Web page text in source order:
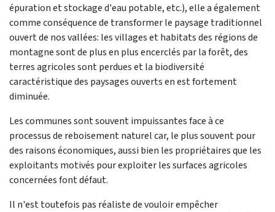
épuration et stockage d'eau potable, etc.), elle a également
comme conséquence de transformer le paysage traditionnel
ouvert de nos vallées: les villages et habitats des régions de
montagne sont de plus en plus encerclés par la forêt, des
terres agricoles sont perdues et la biodiversité
caractéristique des paysages ouverts en est fortement
diminuée.
Les communes sont souvent impuissantes face à ce
processus de reboisement naturel car, le plus souvent pour
des raisons économiques, aussi bien les propriétaires que les
exploitants motivés pour exploiter les surfaces agricoles
concernées font défaut.
Il n'est toutefois pas réaliste de vouloir empêcher